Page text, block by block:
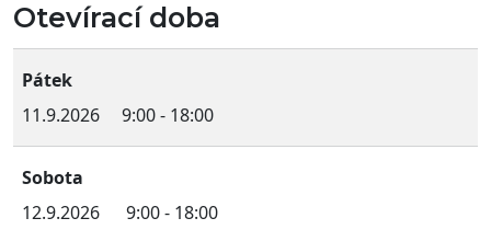
Otevírací doba
Pátek
11.9.2026 9:00 - 18:00
Sobota
12.9.2026 9:00 - 18:00